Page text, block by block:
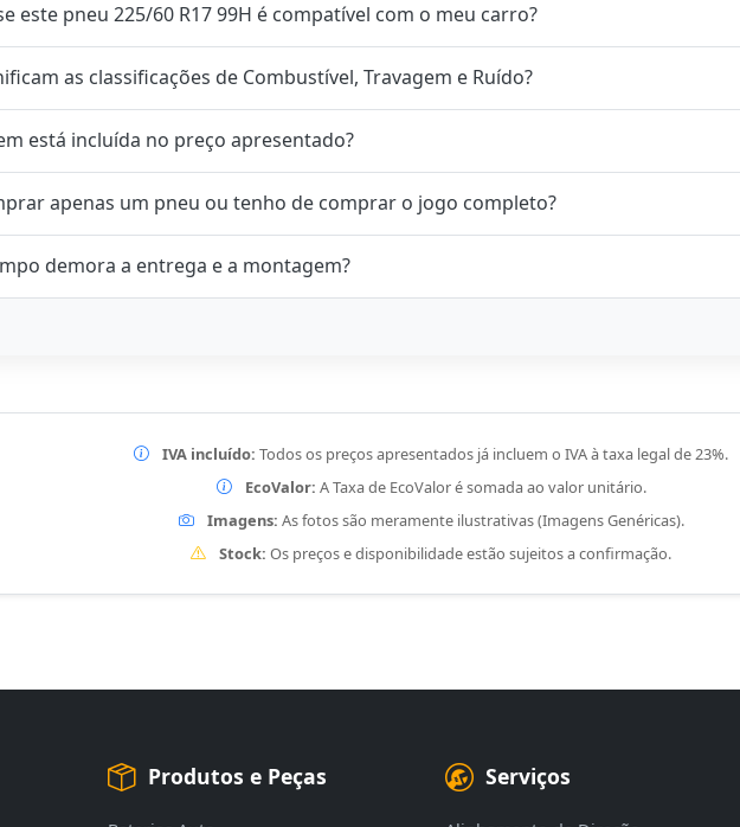
este pneu 225/60 R17 99H é compatível com o meu carro?
as classificações de Combustível, Travagem e Ruído?
está incluída no preço apresentado?
apenas um pneu ou tenho de comprar o jogo completo?
demora a entrega e a montagem?
IVA incluído: Todos os preços apresentados já incluem o IVA à taxa legal de 23%.
EcoValor: A Taxa de EcoValor é somada ao valor unitário.
Imagens: As fotos são meramente ilustrativas (Imagens Genéricas).
Stock: Os preços e disponibilidade estão sujeitos a confirmação.
Produtos e Peças Serviços